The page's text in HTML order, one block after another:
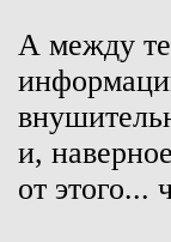
А между
и,
от этого...